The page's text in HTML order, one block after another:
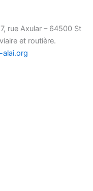
rue Axular – 64500 St
et routière.